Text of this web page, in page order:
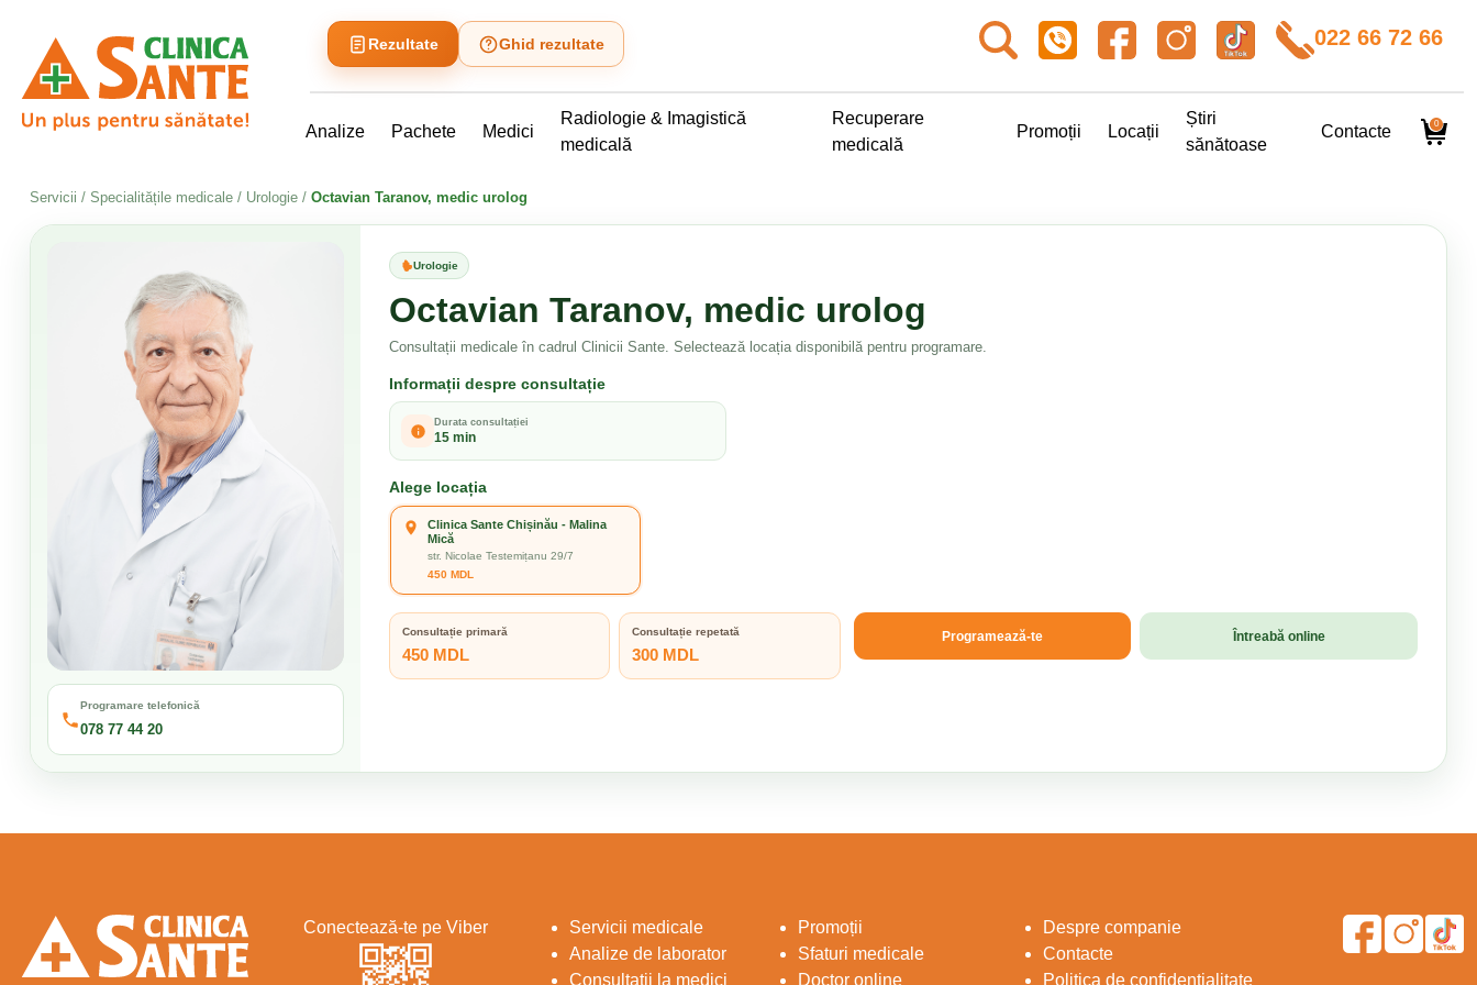
Rezultate Ghid rezultate 022 66 72 66
Analize Pachete Medici
Radiologie & Imagistică
medicală
Recuperare
medicală
Promoții Locații
Știri
sănătoase
Contacte 0
Servicii / Specialitățile medicale / Urologie / Octavian Taranov, medic urolog
Programare telefonică
078 77 44 20
Urologie
Octavian Taranov, medic urolog
Consultații medicale în cadrul Clinicii Sante. Selectează locația disponibilă pentru programare.
Informații despre consultație
Durata consultației
15 min
Alege locația
Clinica Sante Chișinău - Malina
Mică
str. Nicolae Testemițanu 29/7
450 MDL
Consultație primară
450 MDL
Consultație repetată
300 MDL
Programează-te Întreabă online
Conectează-te pe Viber
Servicii medicale
Analize de laborator
Consultații la medici
Promoții
Sfaturi medicale
Doctor online
Despre companie
Contacte
Politica de confidențialitate